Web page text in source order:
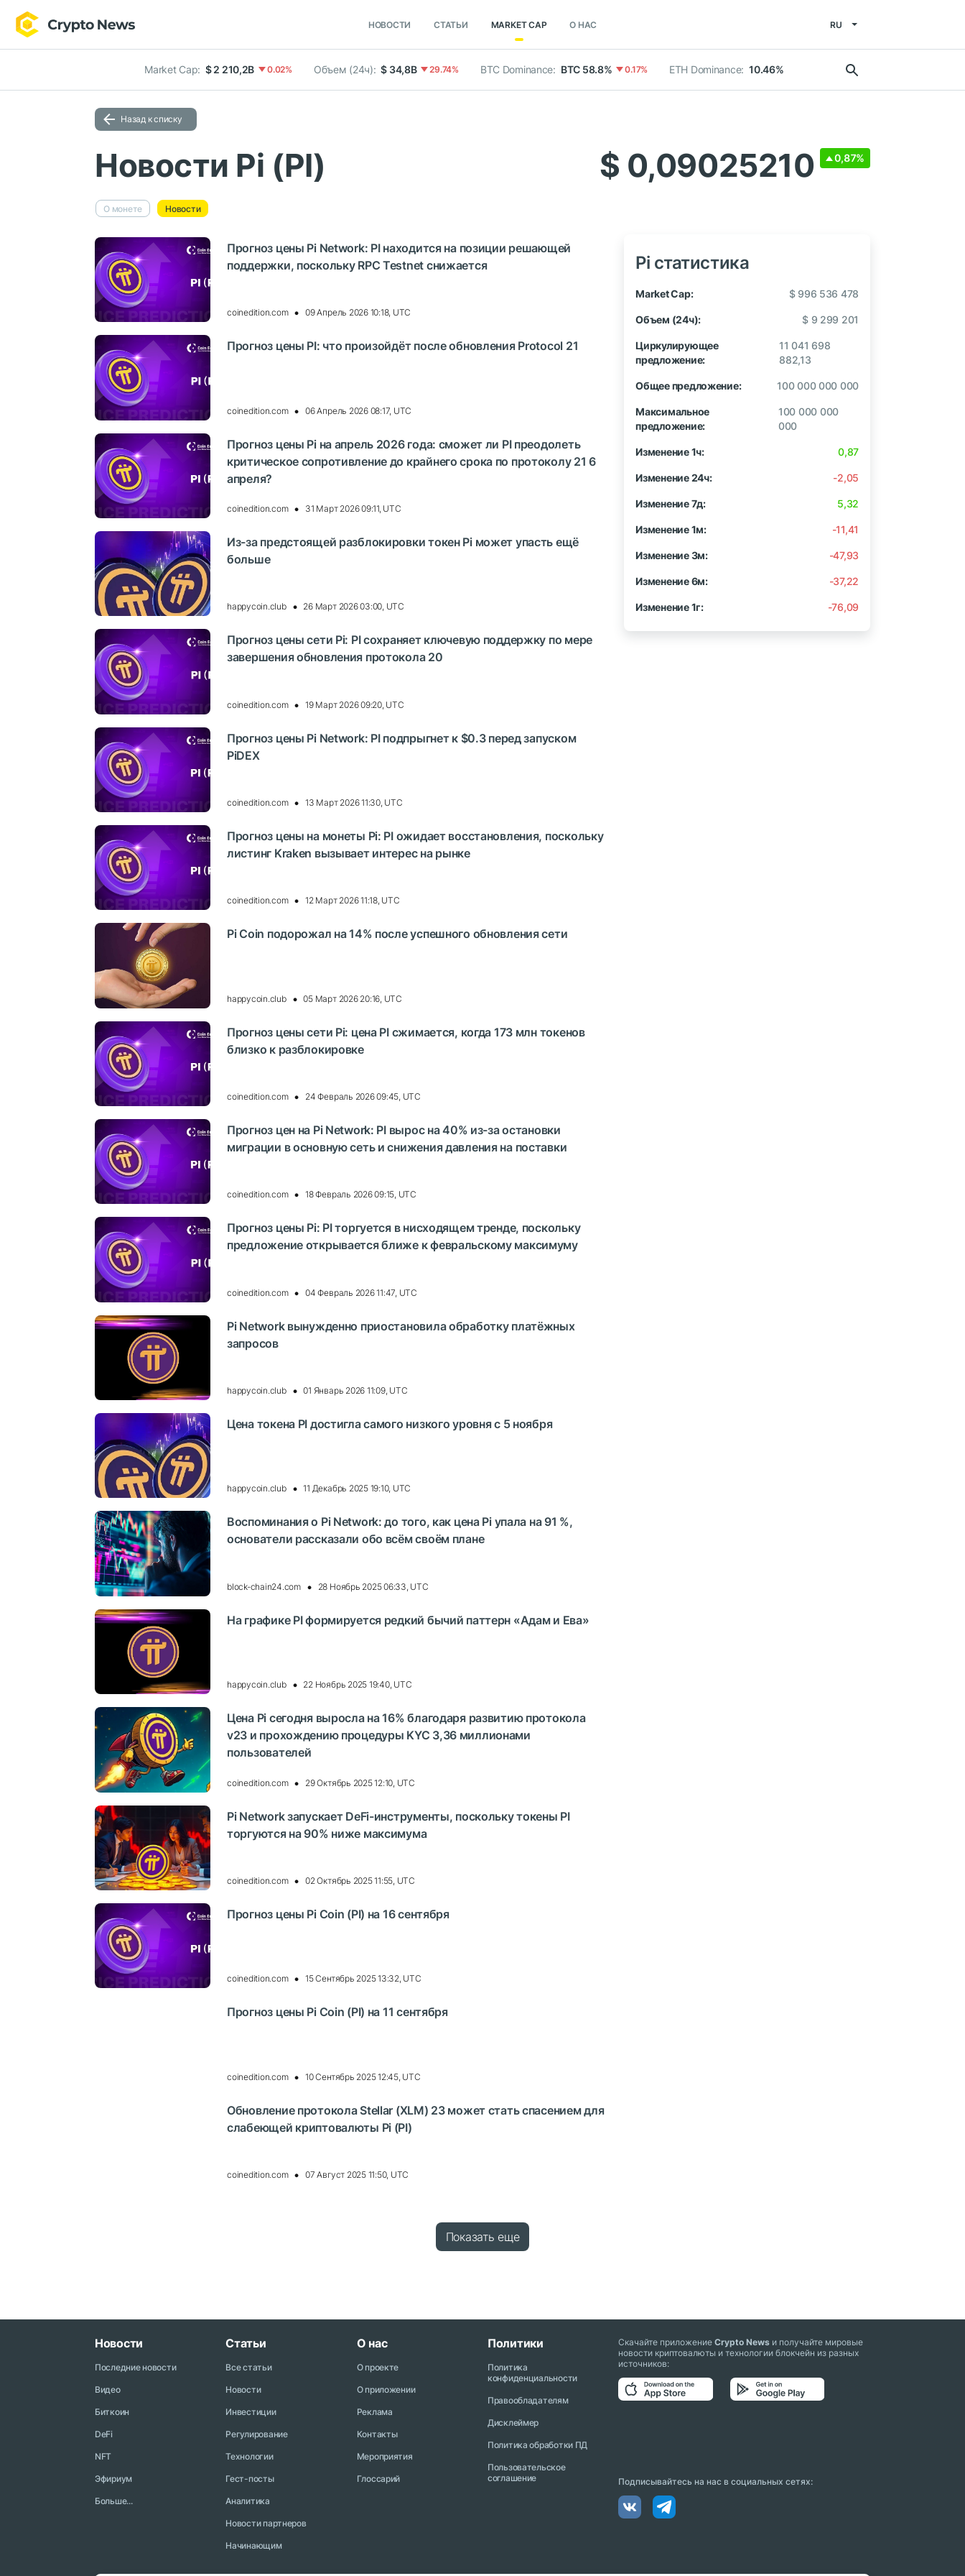
НОВОСТИ СТАТЬИ MARKET CAP О НАС RU
Market Cap: $ 2 210,2B 0.02% Объем (24ч): $ 34,8B 29.74% BTC Dominance: BTC 58.8% 0.17% ETH Dominance: 10.46%
Назад к списку
Новости Pi (PI) $ 0,09025210 0,87%
О монете Новости
Прогноз цены Pi Network: PI находится на позиции решающей
поддержки, поскольку RPC Testnet снижается
coinedition.com 09 Апрель 2026 10:18, UTC
Прогноз цены PI: что произойдёт после обновления Protocol 21
coinedition.com 06 Апрель 2026 08:17, UTC
Прогноз цены Pi на апрель 2026 года: сможет ли PI преодолеть
критическое сопротивление до крайнего срока по протоколу 21 6
апреля?
coinedition.com 31 Март 2026 09:11, UTC
Из-за предстоящей разблокировки токен Pi может упасть ещё
больше
happycoin.club 26 Март 2026 03:00, UTC
Прогноз цены сети Pi: PI сохраняет ключевую поддержку по мере
завершения обновления протокола 20
coinedition.com 19 Март 2026 09:20, UTC
Прогноз цены Pi Network: PI подпрыгнет к $0.3 перед запуском
PiDEX
coinedition.com 13 Март 2026 11:30, UTC
Прогноз цены на монеты Pi: PI ожидает восстановления, поскольку
листинг Kraken вызывает интерес на рынке
coinedition.com 12 Март 2026 11:18, UTC
Pi Coin подорожал на 14% после успешного обновления сети
happycoin.club 05 Март 2026 20:16, UTC
Прогноз цены сети Pi: цена PI сжимается, когда 173 млн токенов
близко к разблокировке
coinedition.com 24 Февраль 2026 09:45, UTC
Прогноз цен на Pi Network: PI вырос на 40% из-за остановки
миграции в основную сеть и снижения давления на поставки
coinedition.com 18 Февраль 2026 09:15, UTC
Прогноз цены Pi: PI торгуется в нисходящем тренде, поскольку
предложение открывается ближе к февральскому максимуму
coinedition.com 04 Февраль 2026 11:47, UTC
Pi Network вынужденно приостановила обработку платёжных
запросов
happycoin.club 01 Январь 2026 11:09, UTC
Цена токена PI достигла самого низкого уровня с 5 ноября
happycoin.club 11 Декабрь 2025 19:10, UTC
Воспоминания о Pi Network: до того, как цена Pi упала на 91 %,
основатели рассказали обо всём своём плане
block-chain24.com 28 Ноябрь 2025 06:33, UTC
На графике PI формируется редкий бычий паттерн «Адам и Ева»
happycoin.club 22 Ноябрь 2025 19:40, UTC
Цена Pi сегодня выросла на 16% благодаря развитию протокола
v23 и прохождению процедуры KYC 3,36 миллионами
пользователей
coinedition.com 29 Октябрь 2025 12:10, UTC
Pi Network запускает DeFi-инструменты, поскольку токены PI
торгуются на 90% ниже максимума
coinedition.com 02 Октябрь 2025 11:55, UTC
Прогноз цены Pi Coin (PI) на 16 сентября
coinedition.com 15 Сентябрь 2025 13:32, UTC
Прогноз цены Pi Coin (PI) на 11 сентября
coinedition.com 10 Сентябрь 2025 12:45, UTC
Обновление протокола Stellar (XLM) 23 может стать спасением для
слабеющей криптовалюты Pi (PI)
coinedition.com 07 Август 2025 11:50, UTC
Pi статистика
Market Cap: $ 996 536 478
Объем (24ч): $ 9 299 201
Циркулирующее
предложение:
11 041 698
882,13
Общее предложение: 100 000 000 000
Максимальное
предложение:
100 000 000
000
Изменение 1ч: 0,87
Изменение 24ч: -2,05
Изменение 7д: 5,32
Изменение 1м: -11,41
Изменение 3м: -47,93
Изменение 6м: -37,22
Изменение 1г: -76,09
Показать еще
Новости
Последние новости
Видео
Биткоин
DeFi
NFT
Эфириум
Больше...
Статьи
Все статьи
Новости
Инвестиции
Регулирование
Технологии
Гест-посты
Аналитика
Новости партнеров
Начинающим
О нас
О проекте
О приложении
Реклама
Контакты
Мероприятия
Глоссарий
Политики
Политика
конфиденциальности
Правообладателям
Дисклеймер
Политика обработки ПД
Пользовательское
соглашение
Скачайте приложениеCrypto News и получайте мировые
новости криптовалюты и технологии блокчейн из разных
источников:
Подписывайтесь на нас в социальных сетях: